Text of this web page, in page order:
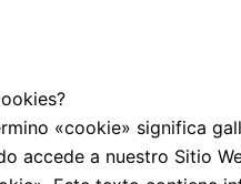
«cookie» significa
accede a nuestro Sitio